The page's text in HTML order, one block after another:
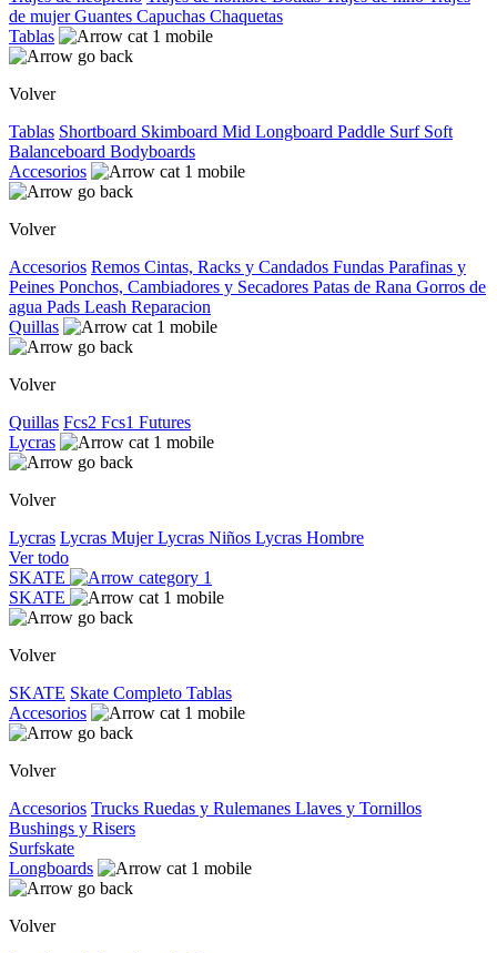
de mujerGuantes Capuchas Chaquetas
Tablas
Volver
Tablas Shortboard Skimboard Mid Longboard Paddle Surf Soft
Balanceboard Bodyboards
Accesorios
Volver
Accesorios Remos Cintas, Racks y Candados Fundas Parafinas y
Peines Ponchos, Cambiadores y Secadores Patas de Rana Gorros de
agua Pads Leash Reparacion
Quillas
Volver
Quillas Fcs2 Fcs1 Futures
Lycras
Volver
Lycras Lycras MujerLycras Niños Lycras Hombre
Ver todo
SKATE
SKATE
Volver
SKATE Skate Completo Tablas
Accesorios
Volver
Accesorios Trucks Ruedas y Rulemanes Llaves y Tornillos
Bushings y Risers
Surfskate
Longboards
Volver